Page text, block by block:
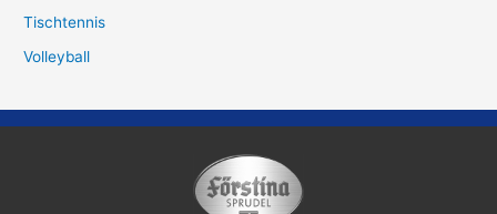
Tischtennis
Volleyball